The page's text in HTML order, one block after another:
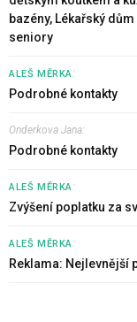
bazény, Lékařský
seniory
ALEŠ MĚRKA:
Podrobné kontakty
Onderkova Jana:
Podrobné kontakty
ALEŠ MĚRKA:
Zvýšení poplatku za
ALEŠ MĚRKA:
Reklama: Nejlevnější